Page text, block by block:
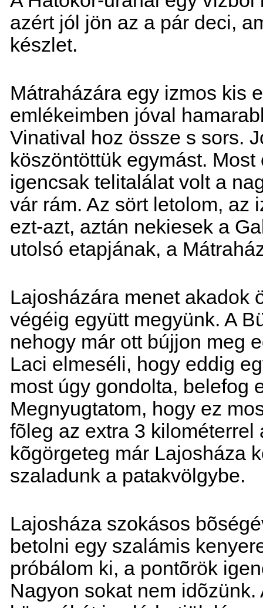
azért jól jön az a pár deci,
készlet.
Mátraházára egy izmos kis
emlékeimben jóval
Vinatival hoz össze s sors.
köszöntöttük egymást.
igencsak telitalálat volt a
vár rám. Az sört letolom, az
ezt-azt, aztán nekiesek a
utolsó etapjának, a
Lajosházára menet akadok
végéig együtt megyünk. A
nehogy már ott bújjon meg
Laci elmeséli, hogy eddig
most úgy gondolta, belefog
Megnyugtatom, hogy ez
fõleg az extra 3 kilométerrel
kõgörgeteg már Lajosháza
szaladunk a patakvölgybe.
Lajosháza szokásos
betolni egy szalámis
próbálom ki, a pontõrök
Nagyon sokat nem